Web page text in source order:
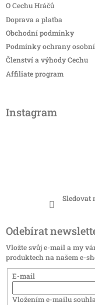
O Cechu Hráčů
Doprava a platba
Obchodní podmínky
Podmínky ochrany
Členství a výhody Cechu
Affiliate program
Instagram
Sledovat
Odebírat
Vložte svůj e-mail a my
produktech na našem e-
E-mail
Vložením e-mailu